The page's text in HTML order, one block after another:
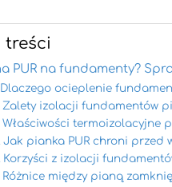
treści
PUR na fundamenty?
Dlaczego ocieplenie
Zalety izolacji fundamentów
Właściwości termoizolacyjne
Jak pianka PUR chroni przed
Korzyści z izolacji
Różnice między pianą